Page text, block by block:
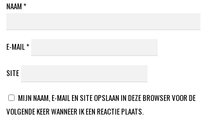
NAAM *
E-MAIL*
SITE
MIJN NAAM, E-MAIL EN SITE OPSLAAN IN DEZE BROWSER VOOR DE
VOLGENDE KEER WANNEER IK EEN REACTIE PLAATS.